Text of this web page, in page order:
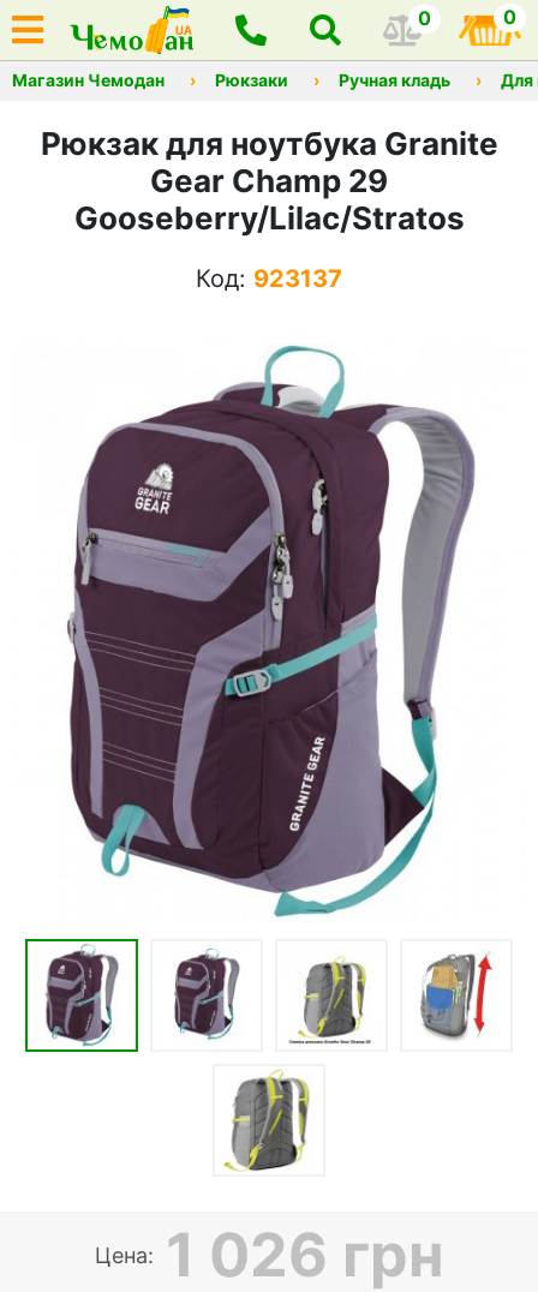
0 0
Магазин Чемодан Рюкзаки Ручная кладь Для
Рюкзак для ноутбука Granite
Gear Champ 29
Gooseberry/Lilac/Stratos
Код: 923137
Цена: 1 026 грн